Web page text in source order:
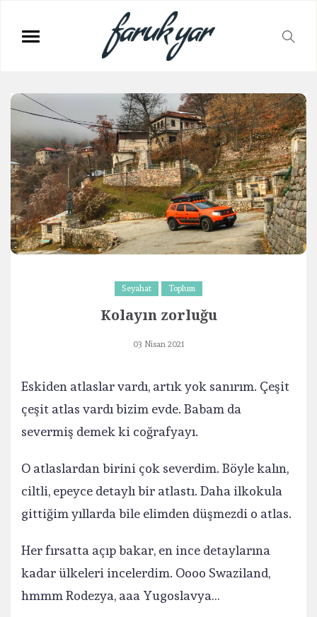
Seyahat Toplum
Kolayın zorluğu
03 Nisan 2021
Eskiden atlaslar vardı, artık yok sanırım. Çeşit
çeşit atlas vardı bizim evde. Babam da
severmiş demek ki coğrafyayı.
O atlaslardan birini çok severdim. Böyle kalın,
ciltli, epeyce detaylı bir atlastı. Daha ilkokula
gittiğim yıllarda bile elimden düşmezdi o atlas.
Her fırsatta açıp bakar, en ince detaylarına
kadar ülkeleri incelerdim. Oooo Swaziland,
hmmm Rodezya, aaa Yugoslavya…